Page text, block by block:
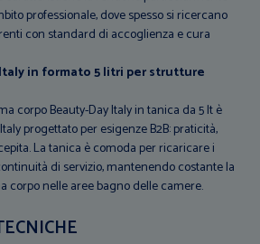
professionale, dove spesso si ricercano
con standard di accoglienza e cura
in formato 5 litri per strutture
corpo Beauty-Day Italy in tanica da 5 lt è
progettato per esigenze B2B: praticità,
La tanica è comoda per ricaricare i
di servizio, mantenendo costante la
corpo nelle aree bagno delle camere.